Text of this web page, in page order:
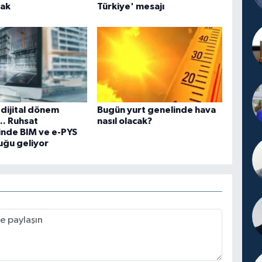
Türkiye' mesajı
dönem
Ruhsat
BIM ve e-PYS
geliyor
Bugün yurt genelinde hava
nasıl olacak?